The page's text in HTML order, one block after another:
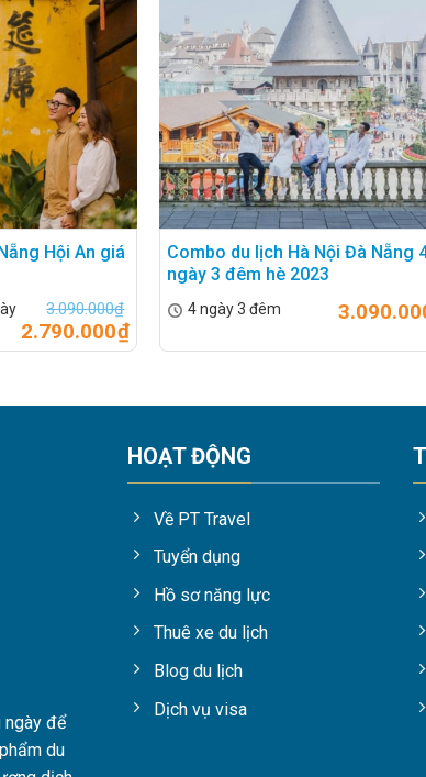
khác nhau tùy thuộc vào địa điểm và thời điểm
được nhiều người lựa chọn nhất bởi tại Việt Nam
thì sẽ có phương tiện di chuyển phù hợp, nếu là địa
được di chuyển bằng máy bay.
mà nhiều người lựa thường chọn combo trong
mà không cần hướng dẫn viên du lịch như khi du lịch
Hội An giá
3.090.000₫
2.790.000₫
Combo du lịch Hà Nội Đà Nẵng
ngày 3 đêm hè 2023
4 ngày 3 đêm
HOẠT ĐỘNG
Về PT Travel
Tuyển dụng
Hồ sơ năng lực
Thuê xe du lịch
Blog du lịch
Dịch vụ visa